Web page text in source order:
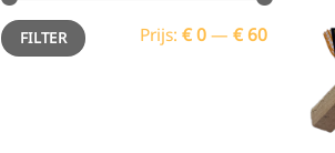
Min.
prijs
Max.
prijsFILTER Prijs: € 0— € 60